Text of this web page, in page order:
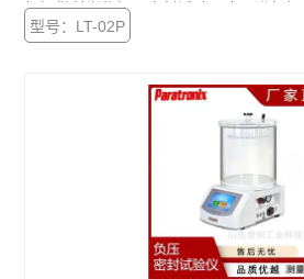
标提供科学依据。密封试验仪也可进行经
件的密封性能测试。
型号：LT-02P